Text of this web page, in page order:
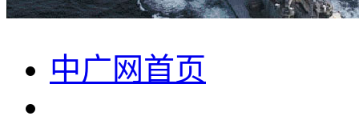
中广网首页